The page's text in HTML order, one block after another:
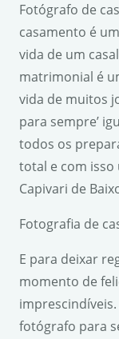
Fotógrafo de
casamento é
vida de um
matrimonial é
vida de muitos
para sempre’
todos os
total e com
Capivari de
Fotografia de
E para deixar
momento de
fotógrafo para